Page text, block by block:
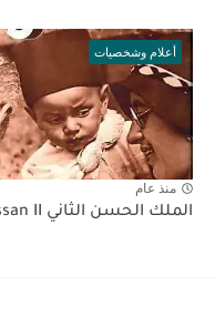
أعلام وشخصيات
منذ عام
الملك الحسن الثاني Hassan II